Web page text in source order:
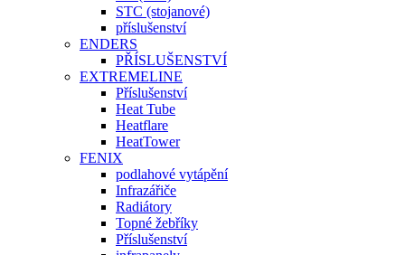
STC (stojanové)
příslušenství
ENDERS
PŘÍSLUŠENSTVÍ
EXTREMELINE
Příslušenství
Heat Tube
Heatflare
HeatTower
FENIX
podlahové vytápění
Infrazářiče
Radiátory
Topné žebříky
Příslušenství